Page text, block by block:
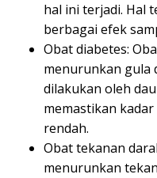
hal ini terjadi. Hal
berbagai efek
Obat diabetes:
menurunkan gula
dilakukan oleh
memastikan
rendah.
Obat tekanan
menurunkan